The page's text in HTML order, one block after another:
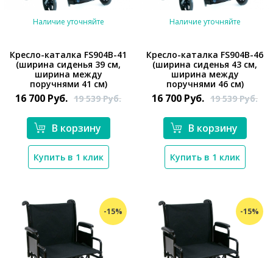
*}
Наличие уточняйте
Кресло-каталка FS904B-41
(ширина сиденья 39 см,
ширина между
поручнями 41 см)
16 700 Руб. 19 539Руб.
В корзину
Купить в 1 клик
*}
Наличие уточняйте
Кресло-каталка FS904B-46
(ширина сиденья 43 см,
ширина между
поручнями 46 см)
16 700 Руб. 19 539Руб.
В корзину
Купить в 1 клик
-15% -15%